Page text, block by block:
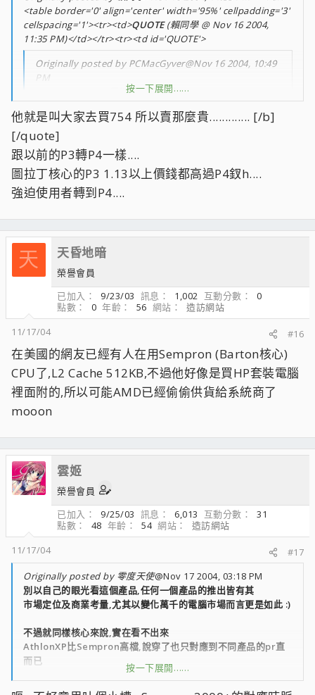
<table border='0' align='center' width='95%' cellpadding='3'
cellspacing='1'><tr><td>QUOTE(賴同學 @ Nov 16 2004,
11:35 PM)</td></tr><tr><td id='QUOTE'>
Originally posted by PCMacGyver@Nov 16 2004, 10:49
PM
<!--QuoteBegin-雲姬按一下展開……
@Nov 16 2004, 10:30 PM
剛剛在對岸的網站看到的(奮?omputerDIY 11號時也有看
到)...S462的Sempron居然有Barton核心的版本
(SP3000+),不過台灣地區的建議售價似乎並不便宜,建議售
價一顆要
NT$48xx(在C-DIY上看到的...比AthlonXP3200+還貴
此外,S754的Sempron也有推出新的時脈版本,分別是
3000+(1.7GHz)與3200+(
1.9GHz).
有興趣的網友請自行點?..
http://www.beareyes.com.cn/2/lib/200410/01...20041
001086.htm
48xx...?!那為什麼不乾脆直接進軍S754..... :|||:
按一下展開……
他就是叫大家去買754 所以賣那麼貴............. [/b]
[/quote]
跟以前的P3轉P4一樣....
圖拉丁核心的P3 1.13以上價錢都高過P4釵h....
強迫使用者轉到P4....
天 天昏地暗
榮譽會員
已加入
9/23/03 訊息 1,002 互動分數
0
點數
0 年齡 56 網站
造訪網站
11/17/04
#16
在美國的網友已經有人在用Sempron (Barton核心)
CPU了,L2 Cache 512KB,不過他好像是買HP套裝電腦
裡面附的,所以可能AMD已經偷偷供貨給系統商了
mooon
雲姬
榮譽會員
已加入
9/25/03 訊息 6,013 互動分數
31
點數
48 年齡 54 網站
造訪網站
11/17/04
#17
Originally posted by 零度天使@Nov 17 2004, 03:18 PM
別以自己的眼光看這個產品,任何一個產品的推出皆有其
市場定位及商業考量,尤其以變化萬千的電腦市場而言更是如此 :)
不過就同樣核心來說,實在看不出來
AthlonXP比Sempron高檔,說穿了也只對應到不同產品的pr直
而已
所以XP3200+其實等於Sempron SP3000+(同
200FSB,2.2G.512K)
按一下展開……